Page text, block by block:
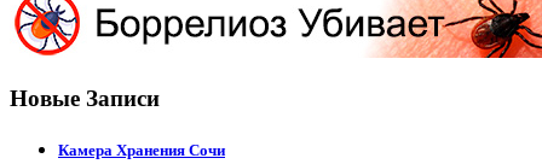
Новые Записи
Камера Хранения Сочи